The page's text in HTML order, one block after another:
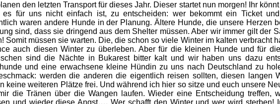
den letzten Transport für dieses Jahr. Dieser startet nun morgen! Ihr
es für uns nicht einfach ist, zu entscheiden: wer bekommt ein Ticket
waren andere Hunde in der Planung. Ältere Hunde, die unsere Herzen
sind, dass sie dringend aus dem Shelter müssen. Aber wir immer gilt der
Somit müssen sie warten. Die, die schon so viele Winter im kalten verbracht
auch diesen Winter zu überleben. Aber für die kleinen Hunde und für
sind die Nächte in Bukarest bitter kalt und wir haben uns dazu
und eine erwachsene kleine Hündin zu uns nach Deutschland zu
werden die anderen die eigentlich reisen sollten, diesen langen
keine weiteren Plätze frei. Und während ich hier so sitze und euch unsere
die Tränen über die Wangen laufen. Wieder eine Entscheidung treffen,
und wieder diese Angst…. Wer schafft den Winter und wer wird sterben!